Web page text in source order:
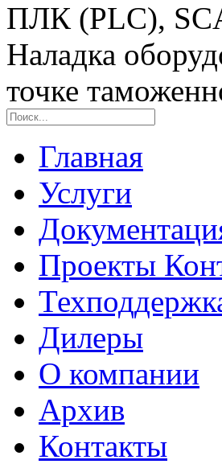
ПЛК (PLC),
Наладка
точке
Главная
Услуги
Проекты
Дилеры
О компании
Архив
Контакты